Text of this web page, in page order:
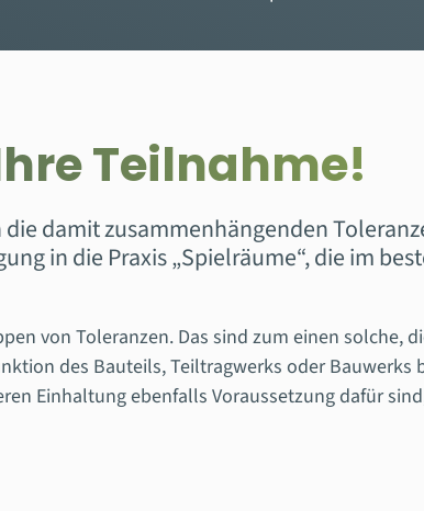
Teilnahme!
damit zusammenhängenden
in die Praxis „Spielräume“, die im
von Toleranzen. Das sind zum einen solche,
des Bauteils, Teiltragwerks oder
Einhaltung ebenfalls Voraussetzung dafür